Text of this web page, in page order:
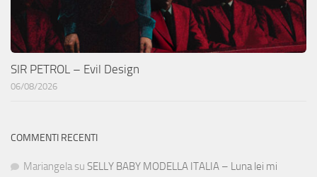
SIR PETROL – Evil Design
06/08/2026
COMMENTI RECENTI
Mariangela su SELLY BABY MODELLA ITALIA – Luna lei mi